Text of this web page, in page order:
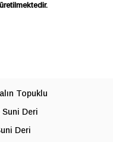
Topuklu
Suni Deri
Deri